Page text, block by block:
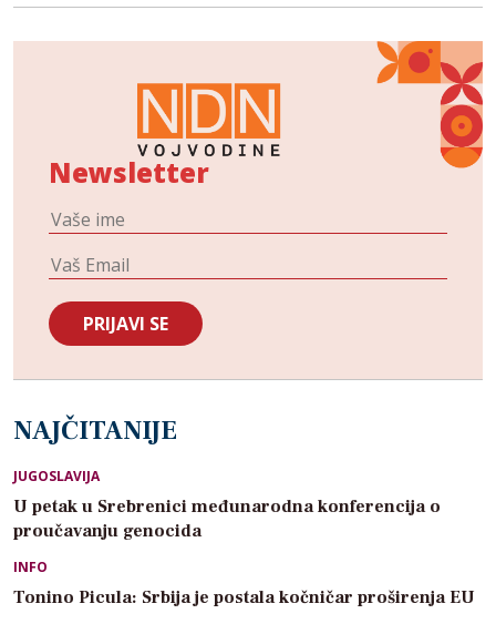
Newsletter
NAJČITANIJE
JUGOSLAVIJA
U petak u Srebrenici međunarodna konferencija o
proučavanju genocida
INFO
Tonino Picula: Srbija je postala kočničar proširenja EU